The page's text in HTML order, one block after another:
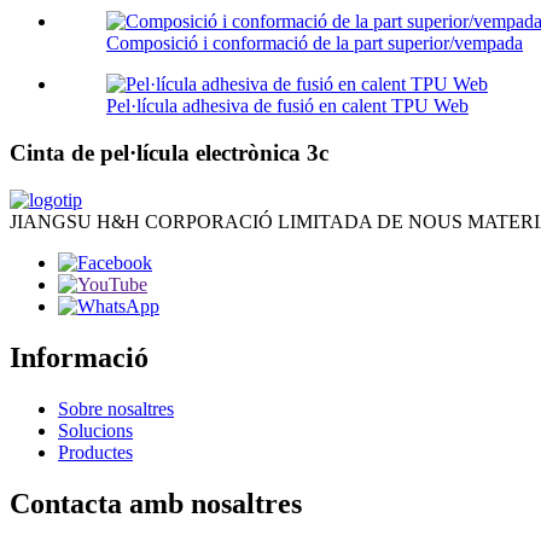
Composició i conformació de la part superior/vempada
Pel·lícula adhesiva de fusió en calent TPU Web
Cinta de pel·lícula electrònica 3c
JIANGSU H&H CORPORACIÓ LIMITADA DE NOUS
Informació
Sobre nosaltres
Solucions
Productes
Contacta amb nosaltres